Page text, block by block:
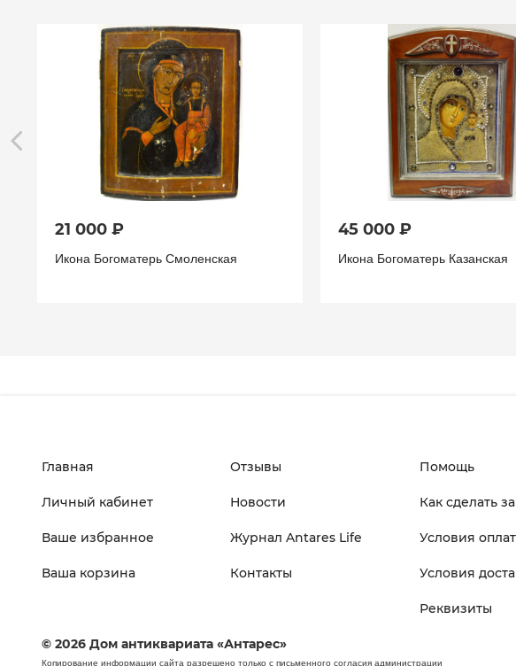
21 000 ₽
Икона Богоматерь Смоленская
45 000 ₽
Икона Богоматерь Казанская
Главная
Личный кабинет
Ваше избранное
Ваша корзина
Отзывы
Новости
Журнал Antares Life
Контакты
Помощь
Как сделать
Условия
Условия
Реквизиты
© 2026 Дом антиквариата «Антарес»
Копирование информации сайта разрешено только с письменного согласия администрации